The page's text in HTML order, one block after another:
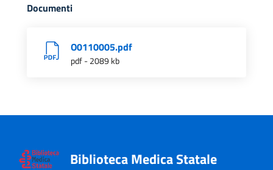
Documenti
O0110005.pdf
pdf - 2089 kb
Biblioteca Medica Statale